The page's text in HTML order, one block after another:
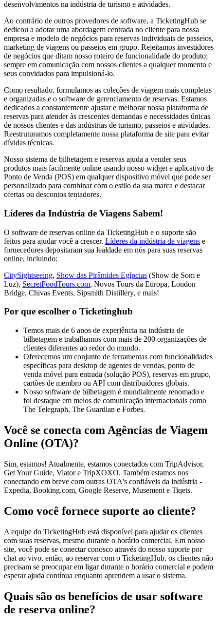
desenvolvimentos na indústria de turismo e atividades.
Ao contrário de outros provedores de software, a TicketingHub se
dedicou a adotar uma abordagem centrada no cliente para nossa
empresa e modelo de negócios para reservas individuais de passeios,
marketing de viagens ou passeios em grupo. Rejeitamos investidores
de negócios que ditam nosso roteiro de funcionalidade do produto;
sempre em comunicação com nossos clientes a qualquer momento e
seus convidados para impulsioná-lo.
Como resultado, formulamos as coleções de viagem mais completas
e organizadas e o software de gerenciamento de reservas. Estamos
dedicados a constantemente ajustar e melhorar nossa plataforma de
reservas para atender às crescentes demandas e necessidades únicas
de nossos clientes e das indústrias de turismo, passeios e atividades.
Reestruturamos completamente nossa plataforma de site para evitar
dívidas técnicas.
Nosso sistema de bilhetagem e reservas ajuda a vender seus
produtos mais facilmente online usando nosso widget e aplicativo de
Ponto de Venda (POS) em qualquer dispositivo móvel que pode ser
personalizado para combinar com o estilo da sua marca e destacar
ofertas ou descontos tentadores.
Líderes da Indústria de Viagens Sabem!
O software de reservas online da TicketingHub e o suporte são
feitos para ajudar você a crescer. Líderes da indústria de viagens e
fornecedores depositaram sua lealdade em nós para suas reservas
online, incluindo:
CitySightseeing, Show das Pirâmides Egípcias (Show de Som e
Luz), SecretFoodTours.com, Novos Tours da Europa, London
Bridge, Chivas Events, Sipsmith Distillery, e mais!
Por que escolher o Ticketinghub
Temos mais de 6 anos de experiência na indústria de
bilhetagem e trabalhamos com mais de 200 organizações de
clientes diferentes ao redor do mundo.
Oferecemos um conjunto de ferramentas com funcionalidades
específicas para desktop de agentes de vendas, ponto de
venda móvel para entrada (solução POS), reservas em grupo,
cartões de membro ou API com distribuidores globais.
Nosso software de bilhetagem é mundialmente renomado e
foi destaque em meios de comunicação internacionais como
The Telegraph, The Guardian e Forbes.
Você se conecta com Agências de Viagem
Online (OTA)?
Sim, estamos! Atualmente, estamos conectados com TripAdvisor,
Get Your Guide, Viator e TripXOXO. Também estamos nos
conectando em breve com outras OTA's confiáveis da indústria -
Expedia, Booking.com, Google Reserve, Musement e Tiqets.
Como você fornece suporte ao cliente?
A equipe do TicketingHub está disponível para ajudar os clientes
com suas reservas, mesmo durante o horário comercial. Em nosso
site, você pode se conectar conosco através do nosso suporte por
chat ao vivo, então, ao reservar com o TicketingHub, os clientes não
precisam se preocupar em ligar durante o horário comercial e podem
esperar ajuda contínua enquanto aprendem a usar o sistema.
Quais são os benefícios de usar software
de reserva online?